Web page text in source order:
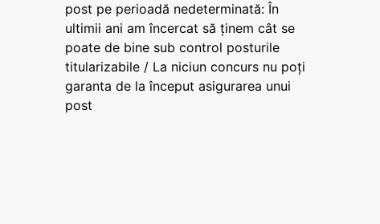
post pe perioadă nedeterminată: În
ultimii ani am încercat să ținem cât se
poate de bine sub control posturile
titularizabile / La niciun concurs nu poți
garanta de la început asigurarea unui
post